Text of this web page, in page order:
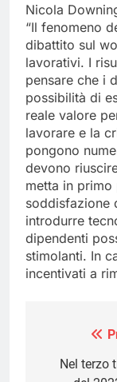
Nicola
“Il fenomeno
dibattito sul
lavorativi. I
pensare che i
possibilità di
reale valore
lavorare e la
pongono
devono
metta in
soddisfazione
introdurre
dipendenti
stimolanti. In
incentivati a
articoli
Nel terzo